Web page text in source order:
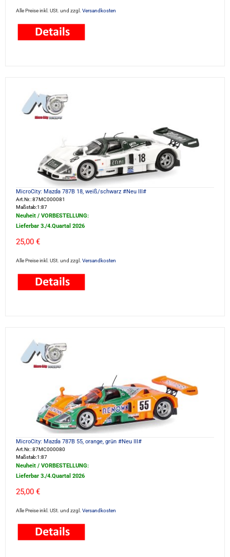
Alle Preise inkl. USt. und zzgl. Versandkosten
MicroCity: Mazda 787B 18, weiß/schwarz #Neu III#
Art.Nr.: 87MC000081
Maßstab:1:87
Neuheit / VORBESTELLUNG:
Lieferbar 3./4.Quartal 2026
25,00 €
Alle Preise inkl. USt. und zzgl. Versandkosten
MicroCity: Mazda 787B 55, orange, grün #Neu III#
Art.Nr.: 87MC000080
Maßstab:1:87
Neuheit / VORBESTELLUNG:
Lieferbar 3./4.Quartal 2026
25,00 €
Alle Preise inkl. USt. und zzgl. Versandkosten